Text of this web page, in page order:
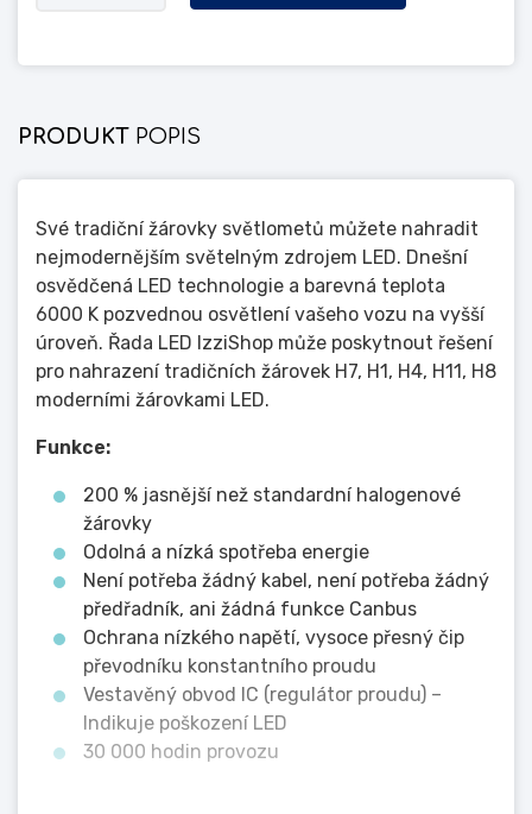
PRODUKT POPIS
Své tradiční žárovky světlometů můžete nahradit
nejmodernějším světelným zdrojem LED. Dnešní
osvědčená LED technologie a barevná teplota
6000 K pozvednou osvětlení vašeho vozu na vyšší
úroveň. Řada LED IzziShop může poskytnout řešení
pro nahrazení tradičních žárovek H7, H1, H4, H11, H8
moderními žárovkami LED.
Funkce:
200 % jasnější než standardní halogenové
žárovky
Odolná a nízká spotřeba energie
Není potřeba žádný kabel, není potřeba žádný
předřadník, ani žádná funkce Canbus
Ochrana nízkého napětí, vysoce přesný čip
převodníku konstantního proudu
Vestavěný obvod IC (regulátor proudu) –
Indikuje poškození LED
30 000 hodin provozu